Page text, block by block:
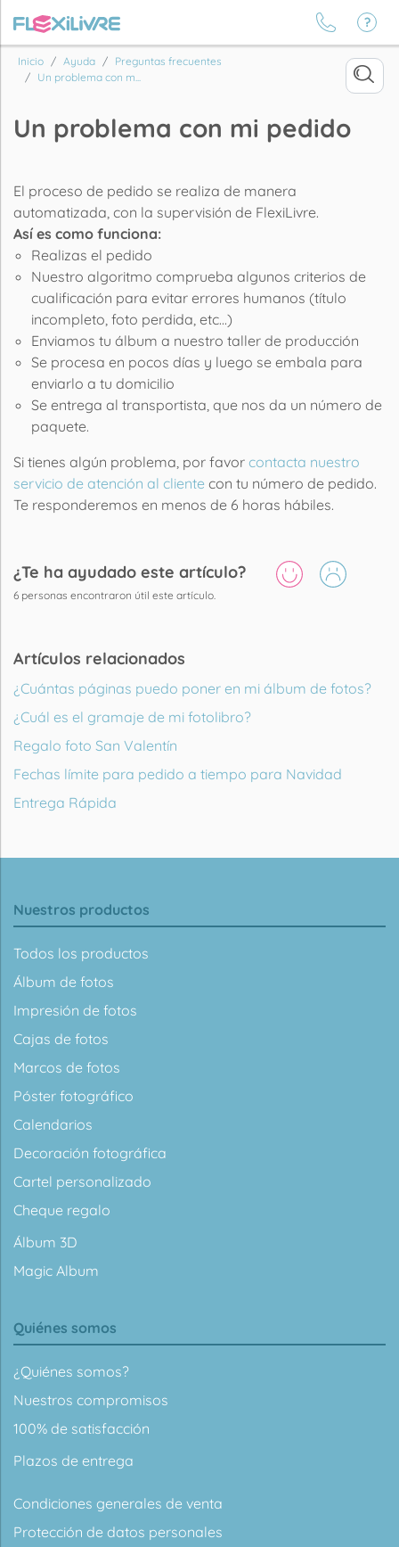
Inicio Ayuda
Preguntas frecuentes
Un problema con m...
Un problema con mi pedido
El proceso de pedido se realiza de manera
automatizada, con la supervisión de FlexiLivre.
Así es como funciona:
Realizas el pedido
Nuestro algoritmo comprueba algunos criterios de
cualificación para evitar errores humanos (título
incompleto, foto perdida, etc...)
Enviamos tu álbum a nuestro taller de producción
Se procesa en pocos días y luego se embala para
enviarlo a tu domicilio
Se entrega al transportista, que nos da un número de
paquete.
Si tienes algún problema, por favor contacta nuestro
servicio de atención al cliente con tu número de pedido.
Te responderemos en menos de 6 horas hábiles.
¿Te ha ayudado este artículo?
6 personas encontraron útil este artículo.
Artículos relacionados
¿Cuántas páginas puedo poner en mi álbum de fotos?
¿Cuál es el gramaje de mi fotolibro?
Regalo foto San Valentín
Fechas límite para pedido a tiempo para Navidad
Entrega Rápida
Nuestros productos
Todos los productos
Álbum de fotos
Impresión de fotos
Cajas de fotos
Marcos de fotos
Póster fotográfico
Calendarios
Decoración fotográfica
Cartel personalizado
Cheque regalo
Álbum 3D
Magic Album
Quiénes somos
¿Quiénes somos?
Nuestros compromisos
100% de satisfacción
Plazos de entrega
Condiciones generales de venta
Protección de datos personales